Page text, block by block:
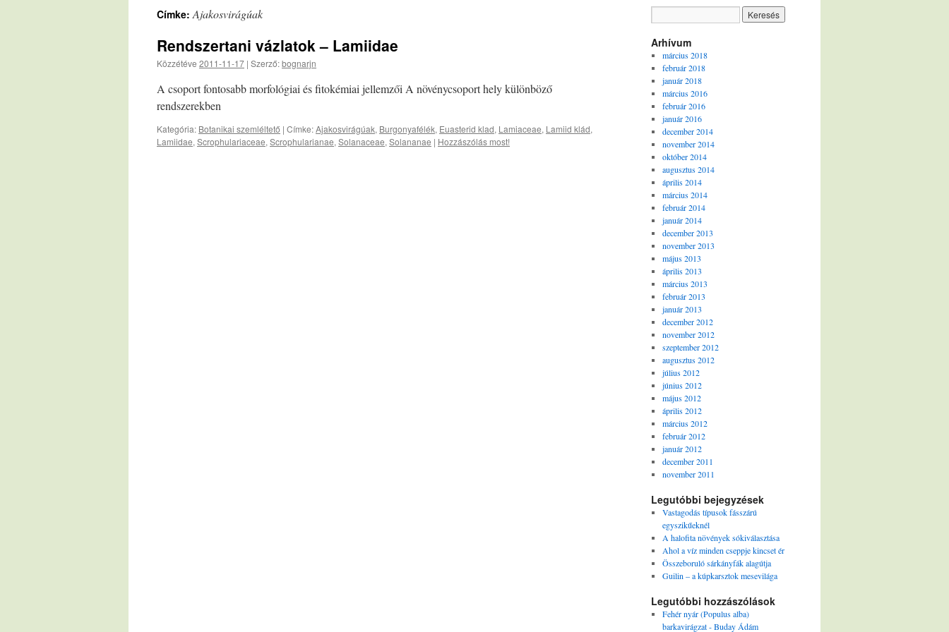
Címke:Ajakosvirágúak
Rendszertani vázlatok – Lamiidae
Közzétéve 2011-11-17 | Szerző:bognarjn
A csoport fontosabb morfológiai és fitokémiai jellemzői A növénycsoport hely különböző
rendszerekben
Kategória: Botanikai szemléltető | Címke:Ajakosvirágúak, Burgonyafélék, Euasterid klad, Lamiaceae, Lamiid klád,
Lamiidae, Scrophulariaceae, Scrophularianae, Solanaceae, Solananae | Hozzászólás most!
Arhívum
március 2018
február 2018
január 2018
március 2016
február 2016
január 2016
december 2014
november 2014
október 2014
augusztus 2014
április 2014
március 2014
február 2014
január 2014
december 2013
november 2013
május 2013
április 2013
március 2013
február 2013
január 2013
december 2012
november 2012
szeptember 2012
augusztus 2012
július 2012
június 2012
május 2012
április 2012
március 2012
február 2012
január 2012
december 2011
november 2011
Legutóbbi bejegyzések
Vastagodás típusok fásszárú
egyszikűeknél
A halofita növények sókiválasztása
Ahol a víz minden cseppje kincset ér
Összeboruló sárkányfák alagútja
Guilin – a kúpkarsztok mesevilága
Legutóbbi hozzászólások
Fehér nyár (Populus alba)
barkavirágzat - Buday Ádám